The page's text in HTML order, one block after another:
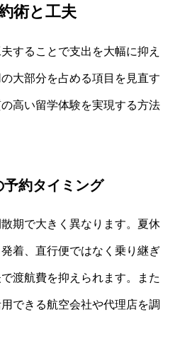
術と工夫
することで支出を大幅に抑え
大部分を占める項目を見直す
高い留学体験を実現する方法
約タイミング
期で大きく異なります。夏休
着、直行便ではなく乗り継ぎ
渡航費を抑えられます。また
できる航空会社や代理店を調